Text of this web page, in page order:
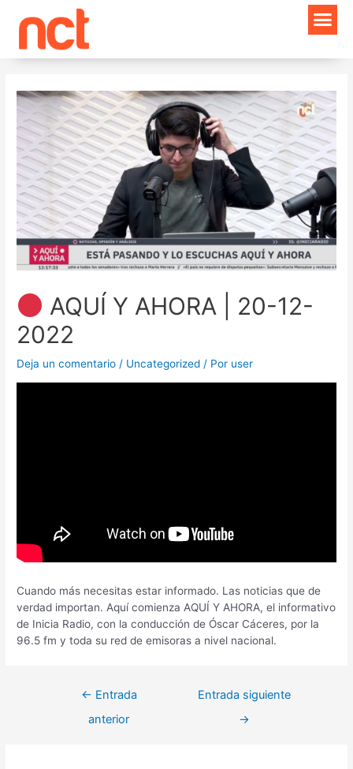
contenido
AQUÍ Y AHORA | 20-12-
2022
Deja un comentario / Uncategorized / Por user
Cuando más necesitas estar informado. Las noticias que de
verdad importan. Aquí comienza AQUÍ Y AHORA, el informativo
de Inicia Radio, con la conducción de Óscar Cáceres, por la
96.5 fm y toda su red de emisoras a nivel nacional.
Navegación
de
entradas
← Entrada
anterior
Entrada siguiente
→